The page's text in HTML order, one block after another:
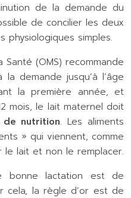
de la demande du
de concilier les deux
physiologiques simples.
Santé (OMS) recommande
demande jusqu’à l’âge
la première année, et
mois, le lait maternel doit
de nutrition. Les aliments
» qui viennent, comme
le lait et non le remplacer.
bonne lactation est de
cela, la règle d’or est de